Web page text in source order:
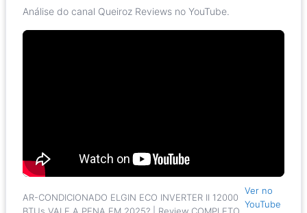
Análise do canal Queiroz Reviews no YouTube.
AR-CONDICIONADO ELGIN ECO INVERTER II 12000
Ver no
YouTube